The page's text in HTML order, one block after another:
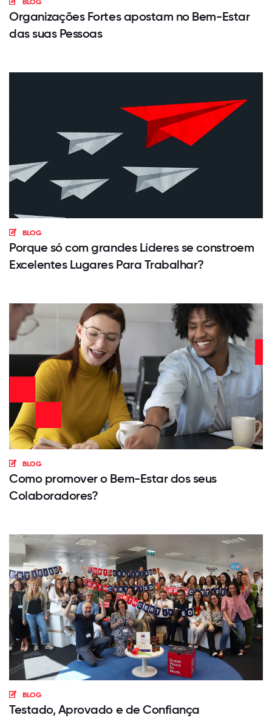
BLOG
Organizações Fortes apostam no Bem-Estar
das suas Pessoas
BLOG
Porque só com grandes Líderes se constroem
Excelentes Lugares Para Trabalhar?
BLOG
Como promover o Bem-Estar dos seus
Colaboradores?
BLOG
Testado, Aprovado e de Confiança